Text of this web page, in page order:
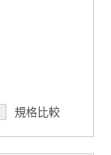
規格比較